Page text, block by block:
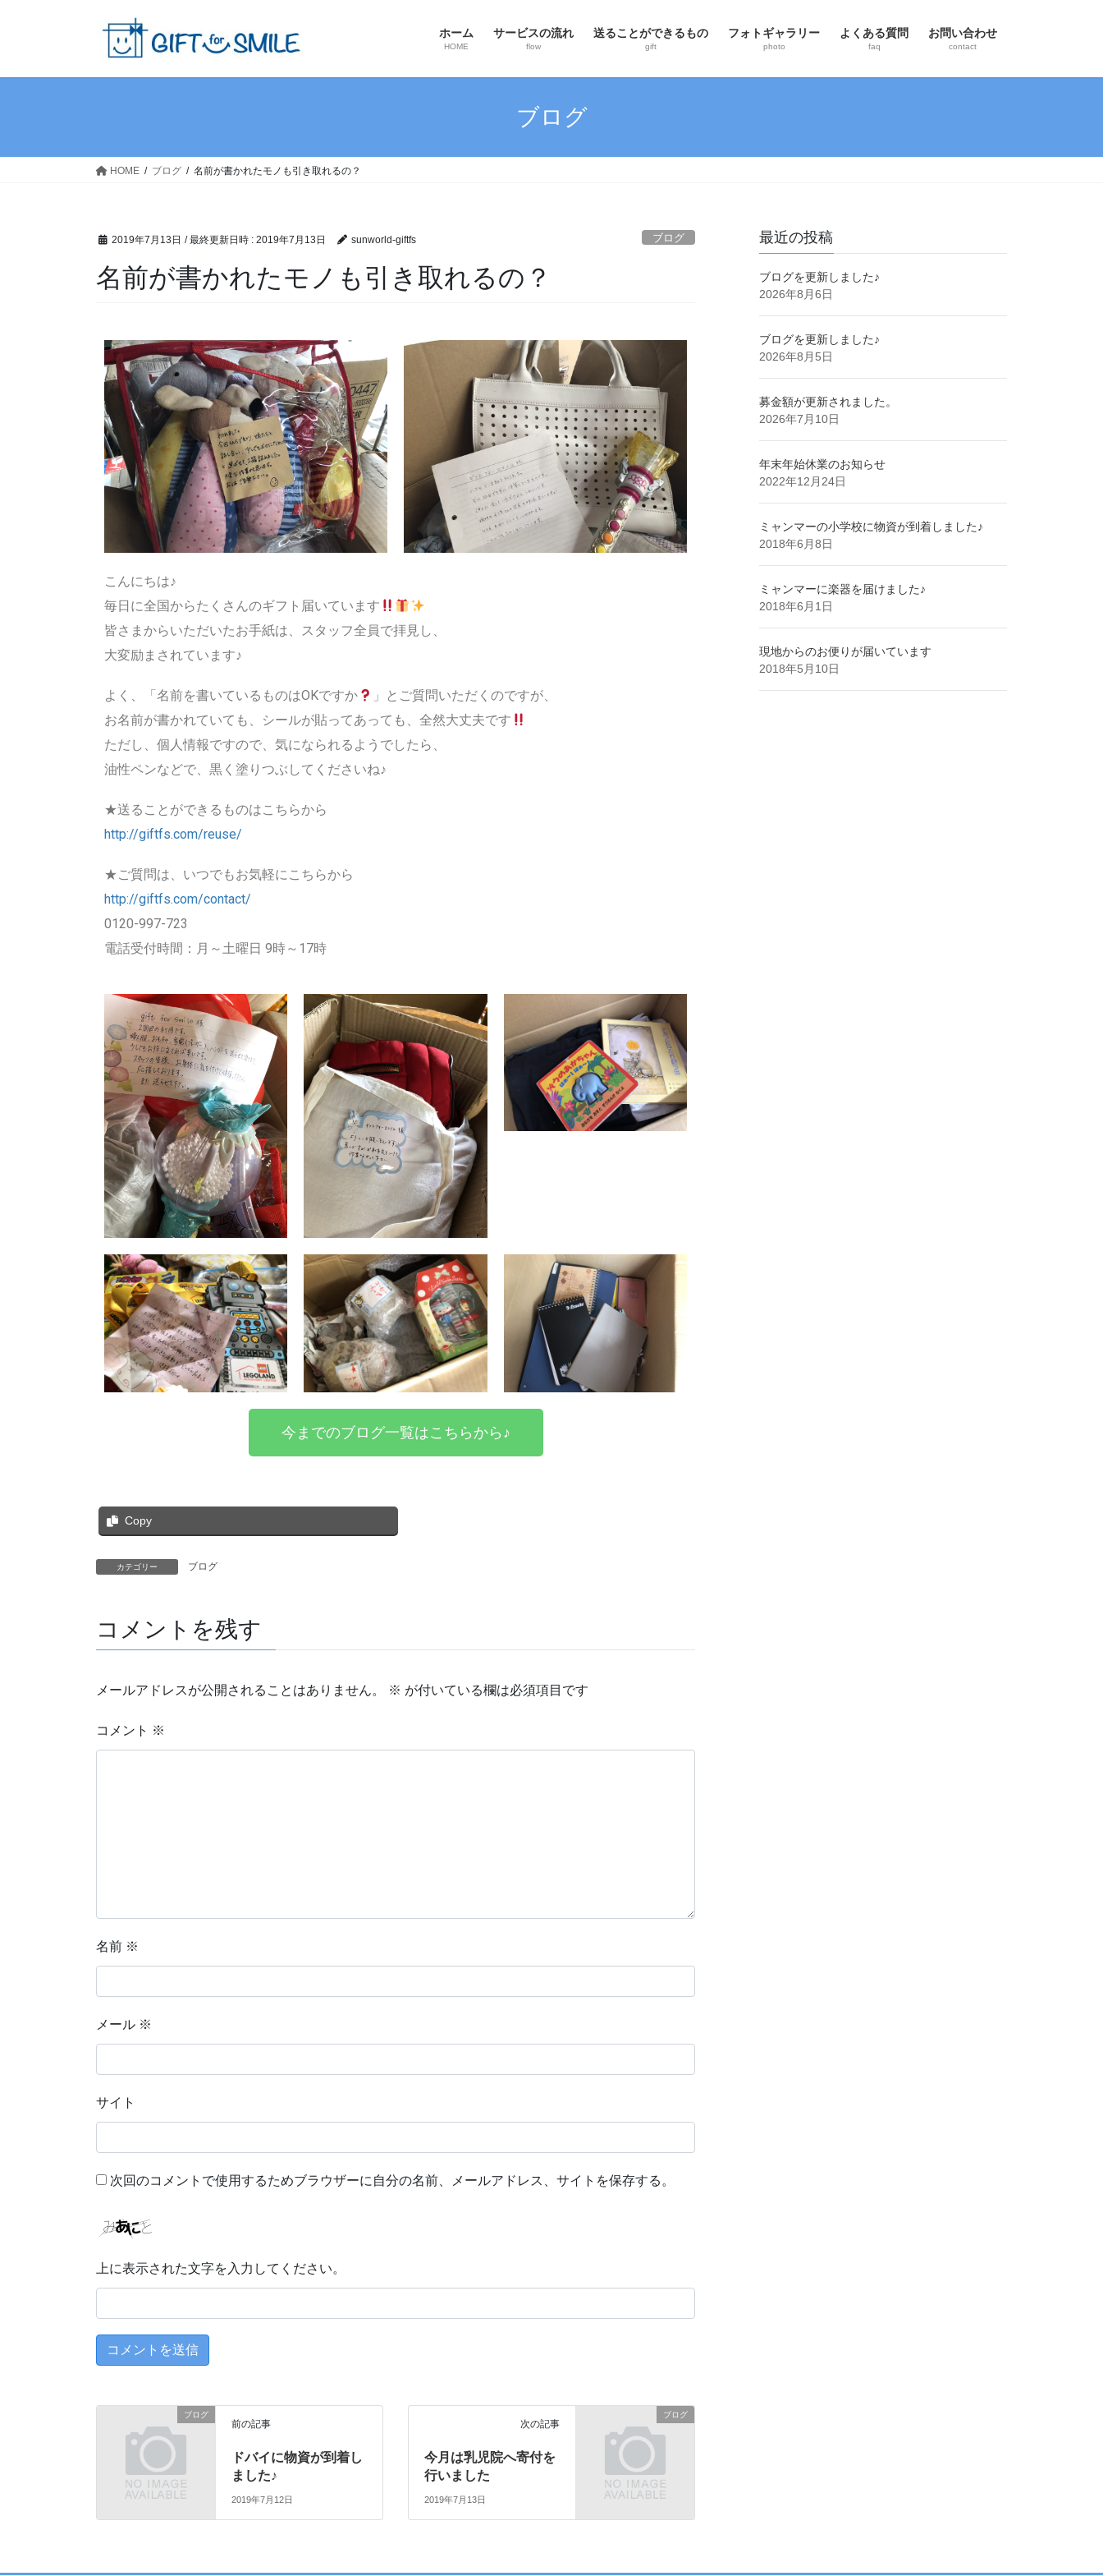
ホーム
HOME
サービスの流れ
flow
送ることができるもの
gift
フォトギャラリー
photo
よくある質問
faq
お問い合わせ
contact
ブログ
HOME ブログ 名前が書かれたモノも引き取れるの？
2019年7月13日 / 最終更新日時 : 2019年7月13日 sunworld-giftfs ブログ
名前が書かれたモノも引き取れるの？
こんにちは♪
毎日に全国からたくさんのギフト届いています
皆さまからいただいたお手紙は、スタッフ全員で拝見し、
大変励まされています♪
よく、「名前を書いているものはOKですか
」とご質問いただくのですが、
お名前が書かれていても、シールが貼ってあっても、全然大丈夫です
ただし、個人情報ですので、気になられるようでしたら、
油性ペンなどで、黒く塗りつぶしてくださいね♪
★送ることができるものはこちらから
http://giftfs.com/reuse/
★ご質問は、いつでもお気軽にこちらから
http://giftfs.com/contact/
0120-997-723
電話受付時間：月～土曜日 9時～17時
今までのブログ一覧はこちらから♪
Copy
カテゴリー ブログ
コメントを残す
メールアドレスが公開されることはありません。 ※ が付いている欄は必須項目です
コメント ※
名前 ※
メール ※
サイト
次回のコメントで使用するためブラウザーに自分の名前、メールアドレス、サイトを保存する。
上に表示された文字を入力してください。
ブログ
前の記事
ドバイに物資が到着し
ました♪
2019年7月12日
ブログ
次の記事
今月は乳児院へ寄付を
行いました
2019年7月13日
最近の投稿
ブログを更新しました♪
2026年8月6日
ブログを更新しました♪
2026年8月5日
募金額が更新されました。
2026年7月10日
年末年始休業のお知らせ
2022年12月24日
ミャンマーの小学校に物資が到着しました♪
2018年6月8日
ミャンマーに楽器を届けました♪
2018年6月1日
現地からのお便りが届いています
2018年5月10日